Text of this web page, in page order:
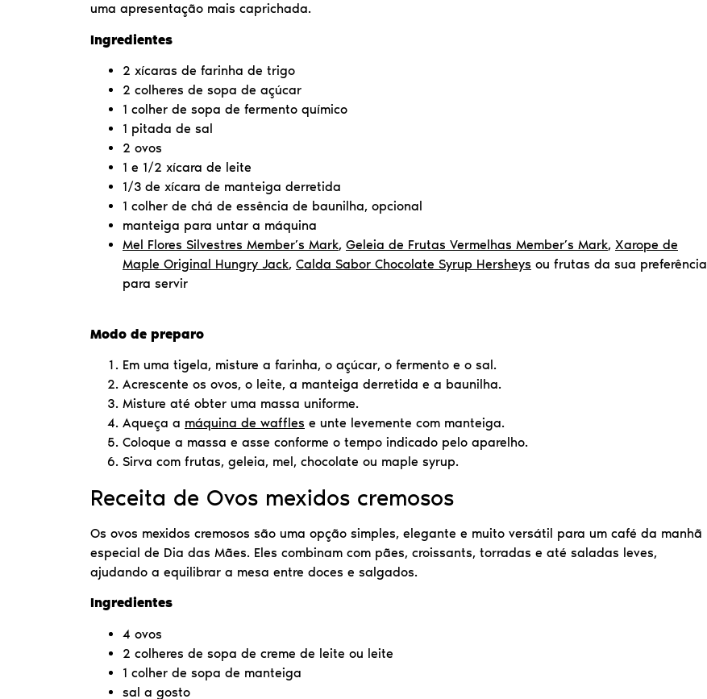
uma apresentação mais caprichada.
Ingredientes
2 xícaras de farinha de trigo
2 colheres de sopa de açúcar
1 colher de sopa de fermento químico
1 pitada de sal
2 ovos
1 e 1/2 xícara de leite
1/3 de xícara de manteiga derretida
1 colher de chá de essência de baunilha, opcional
manteiga para untar a máquina
Mel Flores Silvestres Member’s Mark, Geleia de Frutas Vermelhas Member’s Mark, Xarope de
Maple Original Hungry Jack, Calda Sabor Chocolate Syrup Hersheys ou frutas da sua preferência
para servir
Modo de preparo
Em uma tigela, misture a farinha, o açúcar, o fermento e o sal.
Acrescente os ovos, o leite, a manteiga derretida e a baunilha.
Misture até obter uma massa uniforme.
Aqueça a máquina de waffles e unte levemente com manteiga.
Coloque a massa e asse conforme o tempo indicado pelo aparelho.
Sirva com frutas, geleia, mel, chocolate ou maple syrup.
Receita de Ovos mexidos cremosos
Os ovos mexidos cremosos são uma opção simples, elegante e muito versátil para um café da manhã
especial de Dia das Mães. Eles combinam com pães, croissants, torradas e até saladas leves,
ajudando a equilibrar a mesa entre doces e salgados.
Ingredientes
4 ovos
2 colheres de sopa de creme de leite ou leite
1 colher de sopa de manteiga
sal a gosto